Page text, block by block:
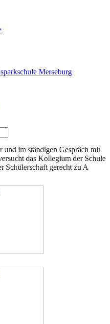
und im ständigen Gespräch mit
das Kollegium der Schule
Schülerschaft gerecht zu A